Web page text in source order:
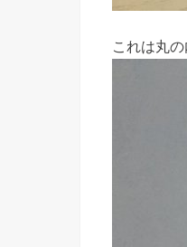
これは丸の